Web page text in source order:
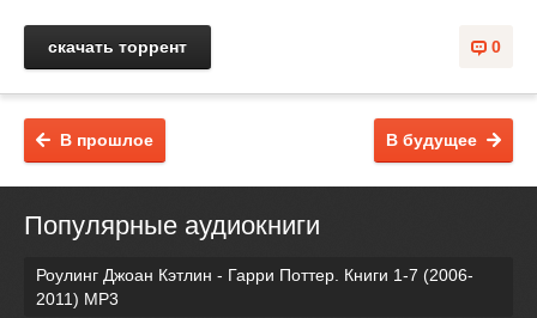
0
скачать торрент
В будущее
В прошлое
Популярные аудиокниги
Роулинг Джоан Кэтлин - Гарри Поттер. Книги 1-7 (2006-
2011) MP3